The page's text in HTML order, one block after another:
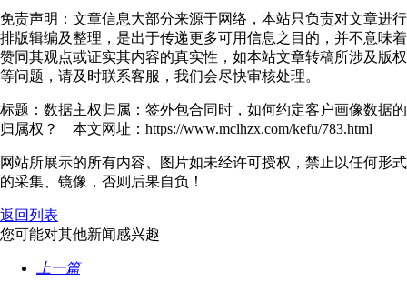
免责声明：文章信息大部分来源于网络，本站只负责对文章进行
排版辑编及整理，是出于传递更多可用信息之目的，并不意味着
赞同其观点或证实其内容的真实性，如本站文章转稿所涉及版权
等问题，请及时联系客服，我们会尽快审核处理。
标题：数据主权归属：签外包合同时，如何约定客户画像数据的
归属权？ 本文网址：https://www.mclhzx.com/kefu/783.html
网站所展示的所有内容、图片如未经许可授权，禁止以任何形式
的采集、镜像，否则后果自负！
返回列表
您可能对其他新闻感兴趣
上一篇